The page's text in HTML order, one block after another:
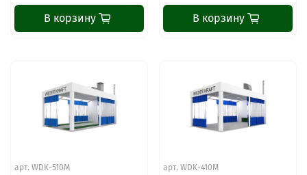
В корзину В корзину
арт. WDK-510M арт. WDK-410M